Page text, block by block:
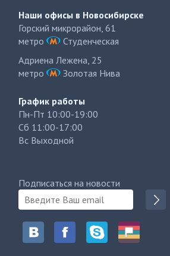
Наши офисы в Новосибирске
Горский микрорайон, 61
метро
Студенческая
Адриена Лежена, 25
метро
Золотая Нива
График работы
Пн-Пт 10:00-19:00
Сб 11:00-17:00
Вс Выходной
Подписаться на новости